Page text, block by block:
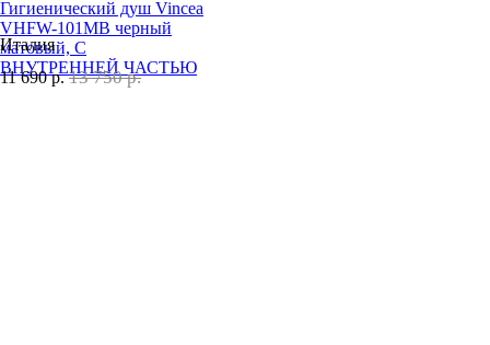
Гигиенический душ Vincea
VHFW-101MB черный
матовый, С
ВНУТРЕННЕЙ ЧАСТЬЮ
Италия
11 690 р. 13 750 р.